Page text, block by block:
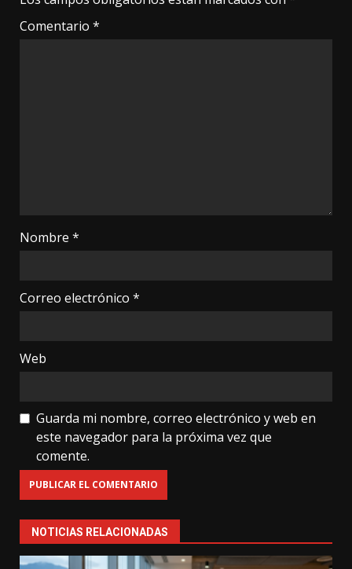
Comentario *
Nombre *
Correo electrónico *
Web
Guarda mi nombre, correo electrónico y web en
este navegador para la próxima vez que
comente.
NOTICIAS RELACIONADAS